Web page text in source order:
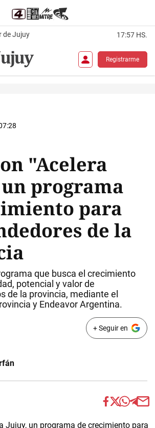
de Jujuy 17:57 HS.
Registrarme
"Acelera
programa
para
de la
que busca el crecimiento
potencial y valor de
de la provincia, mediante el
y Endeavor Argentina.
+ Seguir en